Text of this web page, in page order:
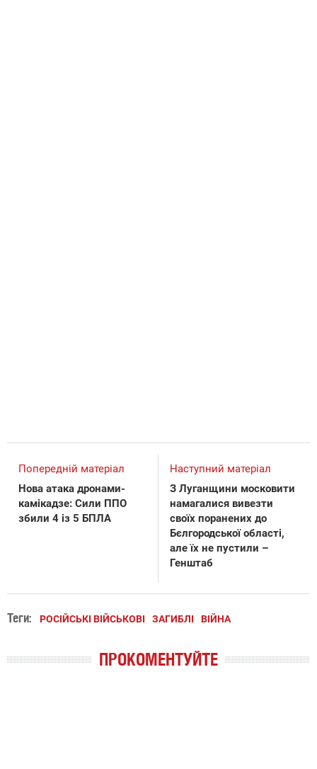
Попередній матеріал
Нова атака дронами-
камікадзе: Сили ППО
збили 4 із 5 БПЛА
Наступний матеріал
З Луганщини московити
намагалися вивезти
своїх поранених до
Бєлгородської області,
але їх не пустили –
Генштаб
Теги: РОСІЙСЬКІ ВІЙСЬКОВІ ЗАГИБЛІ ВІЙНА
ПРОКОМЕНТУЙТЕ